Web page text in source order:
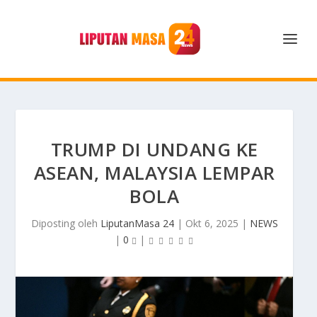
TRUMP DI UNDANG KE
ASEAN, MALAYSIA LEMPAR
BOLA
Diposting oleh LiputanMasa 24| Okt 6, 2025 | NEWS
| 0 |